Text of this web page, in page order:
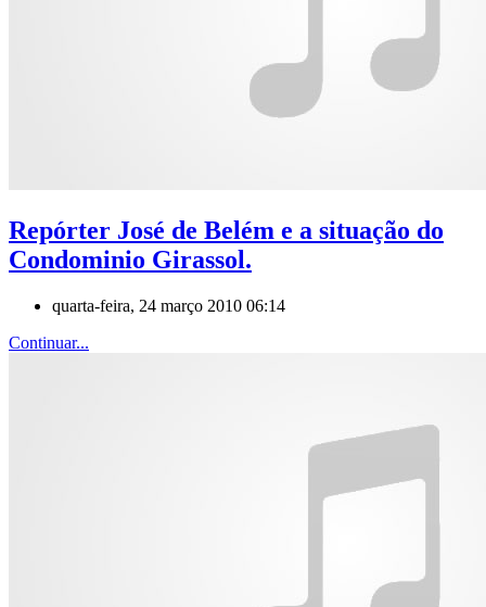
Repórter José de Belém e a situação do
Condominio Girassol.
quarta-feira, 24 março 2010 06:14
Continuar...